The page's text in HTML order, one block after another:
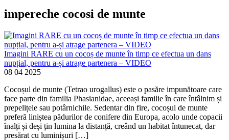
impereche cocosi de munte
Imagini RARE cu un cocoș de munte în timp ce efectua un dans
nupțial, pentru a-și atrage partenera – VIDEO
08 04 2025
Cocoșul de munte (Tetrao urogallus) este o pasăre impunătoare care
face parte din familia Phasianidae, aceeași familie în care întâlnim și
prepelițele sau potârnichile. Sedentar din fire, cocoșul de munte
preferă liniștea pădurilor de conifere din Europa, acolo unde copacii
înalți și deși țin lumina la distanță, creând un habitat întunecat, dar
presărat cu luminișuri […]